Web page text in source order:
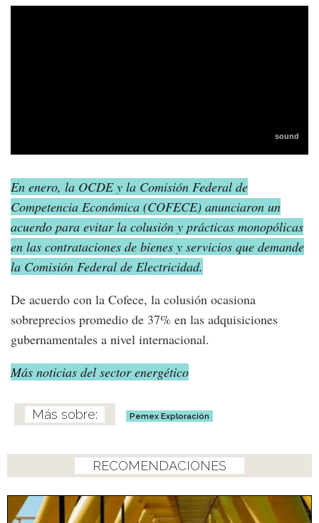
En enero, la OCDE y la Comisión Federal de
Competencia Económica (COFECE) anunciaron un
acuerdo para evitar la colusión y prácticas monopólicas
en las contrataciones de bienes y servicios que demande
la Comisión Federal de Electricidad.
De acuerdo con la Cofece, la colusión ocasiona
sobreprecios promedio de 37% en las adquisiciones
gubernamentales a nivel internacional.
Más noticias del sector energético
Pemex Exploración
RECOMENDACIONES